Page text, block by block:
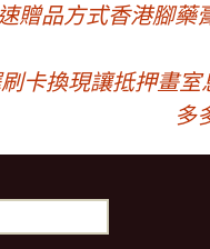
贈品方式香港腳藥
卡換現讓抵押畫室
多